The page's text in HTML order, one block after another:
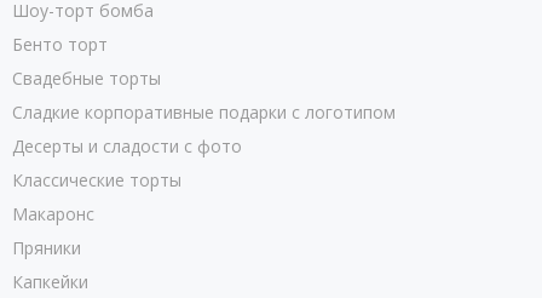
в них нет химии и красителей;
широкий выбор форм и дизайна пряников, а также
дизайном по своему вкусу.
Вы можете заказать имбирные пряники поштучно или в виде
оригинального подарочного набора. Мы в кратчайшие сроки
выпечем лакомство, чтобы угощение в назначенное время
заняло свое место на праздничном столе.
Шоу-торт бомба
Бенто торт
Свадебные торты
Сладкие корпоративные подарки с логотипом
Десерты и сладости с фото
Классические торты
Макаронс
Пряники
Капкейки